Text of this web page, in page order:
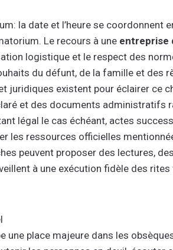
la date et l’heure se coordonnent
Le recours à une entreprise
logistique et le respect des
du défunt, de la famille et des
juridiques existent pour éclairer ce
et des documents administratifs
légal le cas échéant, actes
les ressources officielles
peuvent proposer des lectures,
à une exécution fidèle des
une place majeure dans les